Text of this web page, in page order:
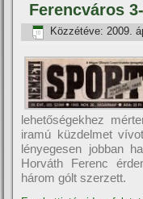
Ferencváros
Közzétéve: 2009.
lehetőségekhez
iramú küzdelmet
lényegesen jobban
Horváth Ferenc
három gólt szerzett.